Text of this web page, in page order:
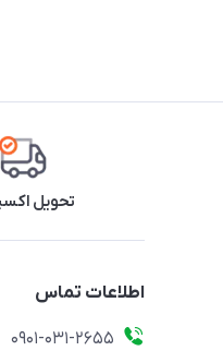
تحویل
اطلاعات تماس
0901-031-2655